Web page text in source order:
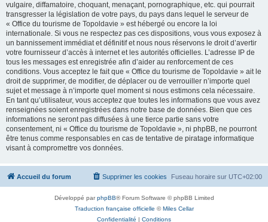
vulgaire, diffamatoire, choquant, menaçant, pornographique, etc. qui pourrait
transgresser la législation de votre pays, du pays dans lequel le serveur de
« Office du tourisme de Topoldavie » est hébergé ou encore la loi
internationale. Si vous ne respectez pas ces dispositions, vous vous exposez à
un bannissement immédiat et définitif et nous nous réservons le droit d’avertir
votre fournisseur d’accès à internet et les autorités officielles. L’adresse IP de
tous les messages est enregistrée afin d’aider au renforcement de ces
conditions. Vous acceptez le fait que « Office du tourisme de Topoldavie » ait le
droit de supprimer, de modifier, de déplacer ou de verrouiller n’importe quel
sujet et message à n’importe quel moment si nous estimons cela nécessaire.
En tant qu’utilisateur, vous acceptez que toutes les informations que vous avez
renseignées soient enregistrées dans notre base de données. Bien que ces
informations ne seront pas diffusées à une tierce partie sans votre
consentement, ni « Office du tourisme de Topoldavie », ni phpBB, ne pourront
être tenus comme responsables en cas de tentative de piratage informatique
visant à compromettre vos données.
Accueil du forum Fuseau horaire sur UTC+02:00
Supprimer les cookies
Développé parphpBB® Forum Software © phpBB Limited
Traduction française officielle ©Miles Cellar
Confidentialité | Conditions